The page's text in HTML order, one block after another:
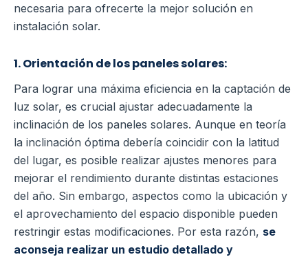
necesaria para ofrecerte la mejor solución en
instalación solar.
1. Orientación de los paneles solares:
Para lograr una máxima eficiencia en la captación de
luz solar, es crucial ajustar adecuadamente la
inclinación de los paneles solares. Aunque en teoría
la inclinación óptima debería coincidir con la latitud
del lugar, es posible realizar ajustes menores para
mejorar el rendimiento durante distintas estaciones
del año. Sin embargo, aspectos como la ubicación y
el aprovechamiento del espacio disponible pueden
restringir estas modificaciones. Por esta razón, se
aconseja realizar un estudio detallado y